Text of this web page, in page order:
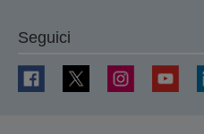
Seguici